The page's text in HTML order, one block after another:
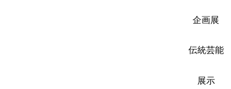
企画展
伝統芸能
展示